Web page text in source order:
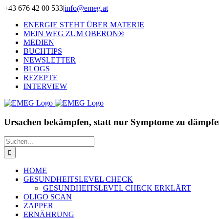
Zum
springen
+43 676 42 00 533|info@emeg.at
ENERGIE STEHT ÜBER MATERIE
MEIN WEG ZUM OBERON®
MEDIEN
BUCHTIPS
NEWSLETTER
BLOGS
REZEPTE
INTERVIEW
Ursachen bekämpfen, statt nur Symptome zu
Suche
nach:
HOME
GESUNDHEITSLEVEL CHECK
GESUNDHEITSLEVEL CHECK ERKLÄRT
OLIGO SCAN
ZAPPER
ERNÄHRUNG